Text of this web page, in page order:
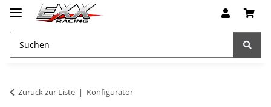
Zurück zur Liste Konfigurator